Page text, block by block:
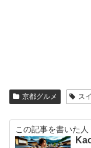
京都グルメ ス
この記事を書いた人